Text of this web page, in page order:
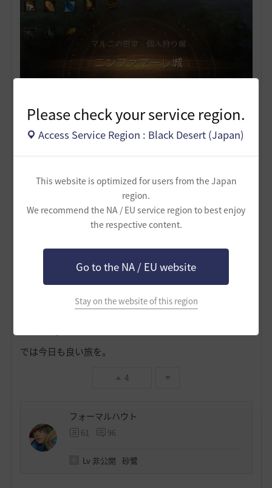
Please check your service region.
Access Service Region : Black Desert (Japan)
This website is optimized for users from the Japan
region.
We recommend the NA / EU service region to best enjoy
the respective content.
Go to the NA / EU website
Stay on the website of this region
エダニア狩り場は上位狩り場ということもあり、人との
狩り場取り合いは嫌だな、という方などに向けて。
・入場券を買わないと入れない。
・入場券により入れる時間は１時間５分と固定。
・途中で外に出たら（死亡など含む）再び入ることは
（再び入場券を買わない限り）不可能。
・再入場のクールタイム５分を経過した後なら、制限な
く入場券を使って中に入れる。（チャージタイムなし）
では今日も良い旅を。
4
フォーマルハウト
61 96
Lv 非公開 砂鷺